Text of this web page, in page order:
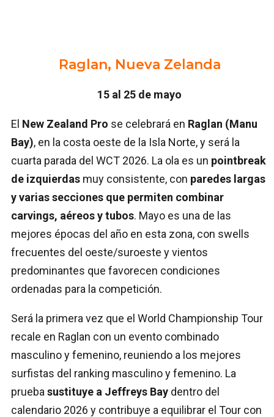
Raglan, Nueva Zelanda
15 al 25 de mayo
El New Zealand Pro se celebrará en Raglan (Manu
Bay), en la costa oeste de la Isla Norte, y será la
cuarta parada del WCT 2026. La ola es un pointbreak
de izquierdas muy consistente, con paredes largas
y varias secciones que permiten combinar
carvings, aéreos y tubos. Mayo es una de las
mejores épocas del año en esta zona, con swells
frecuentes del oeste/suroeste y vientos
predominantes que favorecen condiciones
ordenadas para la competición.
Será la primera vez que el World Championship Tour
recale en Raglan con un evento combinado
masculino y femenino, reuniendo a los mejores
surfistas del ranking masculino y femenino. La
prueba sustituye a Jeffreys Bay dentro del
calendario 2026 y contribuye a equilibrar el Tour con